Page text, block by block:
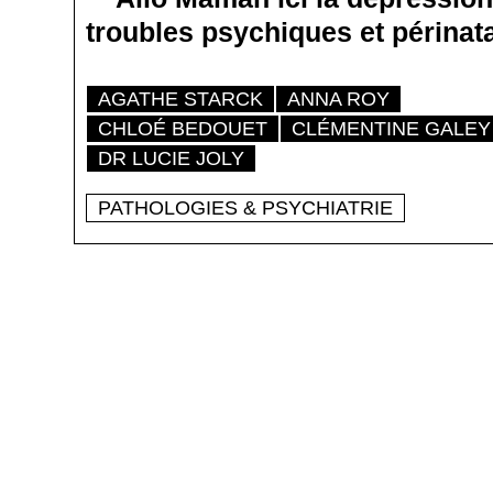
troubles psychiques et
AGATHE STARCK
ANNA ROY
CHLOÉ BEDOUET
CLÉMENTINE GALEY
DR LUCIE JOLY
PATHOLOGIES & PSYCHIATRIE